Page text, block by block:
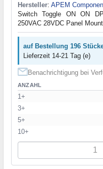
Hersteller: APEM
Switch Toggle ON ON
250VAC 28VDC Panel
auf Bestellung 196
Lieferzeit 14-21 Tag (e)
Benachrichtigung bei
ANZAHL
1+
3+
5+
10+